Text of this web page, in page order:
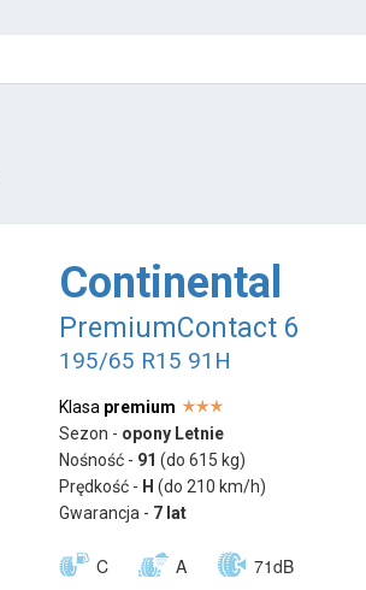
Continental
PremiumContact 6
195/65 R15 91H
Klasa premium
Sezon - opony Letnie
Nośność - 91 (do 615 kg)
Prędkość - H (do 210 km/h)
Gwarancja - 7 lat
C A 71dB